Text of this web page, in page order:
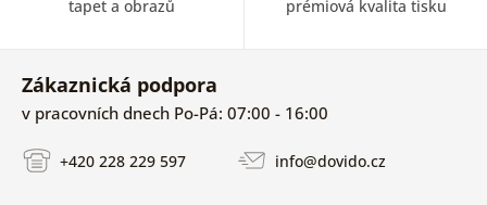
tapet a obrazů prémiová kvalita tisku
Zákaznická podpora
v pracovních dnech Po-Pá: 07:00 - 16:00
+420 228 229 597 info@dovido.cz